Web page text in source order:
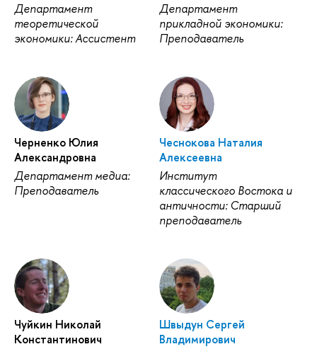
Департамент
теоретической
экономики: Ассистент
Департамент
прикладной экономики:
Преподаватель
Черненко Юлия
Александровна
Департамент медиа:
Преподаватель
Чеснокова Наталия
Алексеевна
Институт
классического Востока и
античности: Старший
преподаватель
Чуйкин Николай
Константинович
Швыдун Сергей
Владимирович